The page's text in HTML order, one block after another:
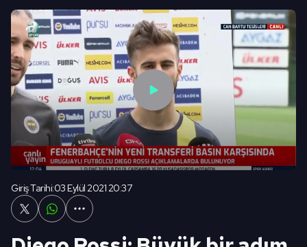
Giriş Tarihi:03 Eylül 2021 20:37